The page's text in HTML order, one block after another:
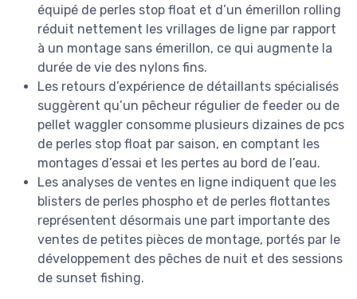
équipé de perles stop float et d’un émerillon rolling
réduit nettement les vrillages de ligne par rapport
à un montage sans émerillon, ce qui augmente la
durée de vie des nylons fins.
Les retours d’expérience de détaillants spécialisés
suggèrent qu’un pêcheur régulier de feeder ou de
pellet waggler consomme plusieurs dizaines de pcs
de perles stop float par saison, en comptant les
montages d’essai et les pertes au bord de l’eau.
Les analyses de ventes en ligne indiquent que les
blisters de perles phospho et de perles flottantes
représentent désormais une part importante des
ventes de petites pièces de montage, portés par le
développement des pêches de nuit et des sessions
de sunset fishing.